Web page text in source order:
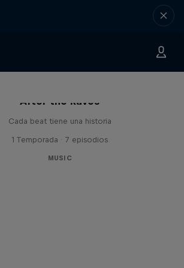
After the Raves
Cada beat tiene una historia
1 Temporada · 7 episodios
MUSIC